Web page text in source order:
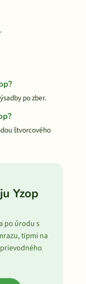
po zber.
štvorcového
Yzop
po úrodu s
tipmi na